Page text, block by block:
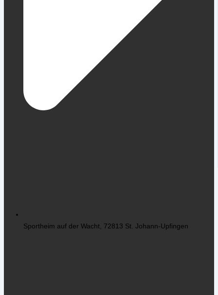
Sportheim auf der Wacht, 72813 St. Johann-Upfingen